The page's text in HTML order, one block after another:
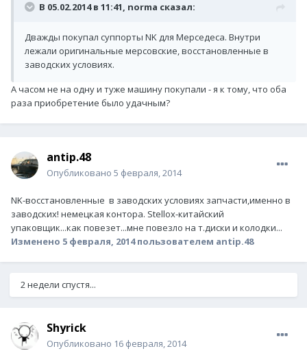
В 05.02.2014 в 11:41, norma сказал:
Дважды покупал суппорты NK для Мерседеса. Внутри
лежали оригинальные мерсовские, восстановленные в
заводских условиях.
А часом не на одну и туже машину покупали - я к тому, что оба
раза приобретение было удачным?
antip.48
Опубликовано 5 февраля, 2014
NK-восстановленные в заводских условиях запчасти,именно в
заводских! немецкая контора. Stellox-китайский
упаковщик...как повезет...мне повезло на т.диски и колодки...
Изменено 5 февраля, 2014пользователем antip.48
2 недели спустя...
Shyrick
Опубликовано 16 февраля, 2014